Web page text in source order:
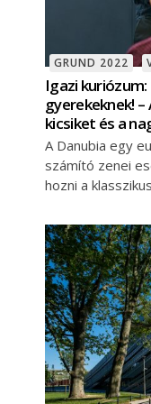
GRUND 2022
Igazi
gyerekeknek!
kicsiket és a
A Danubia egy
számító zenei
hozni a